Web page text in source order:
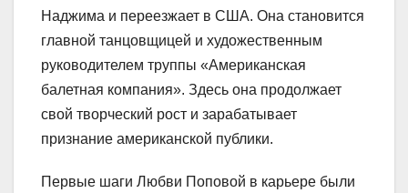
Наджима и переезжает в США. Она становится
главной танцовщицей и художественным
руководителем труппы «Американская
балетная компания». Здесь она продолжает
свой творческий рост и зарабатывает
признание американской публики.
Первые шаги Любви Поповой в карьере были